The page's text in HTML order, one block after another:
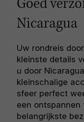
Goed
Nicaragua
Uw rondreis
kleinste details
u door
kleinschalige
sfeer perfect
een ontspannen
belangrijkste